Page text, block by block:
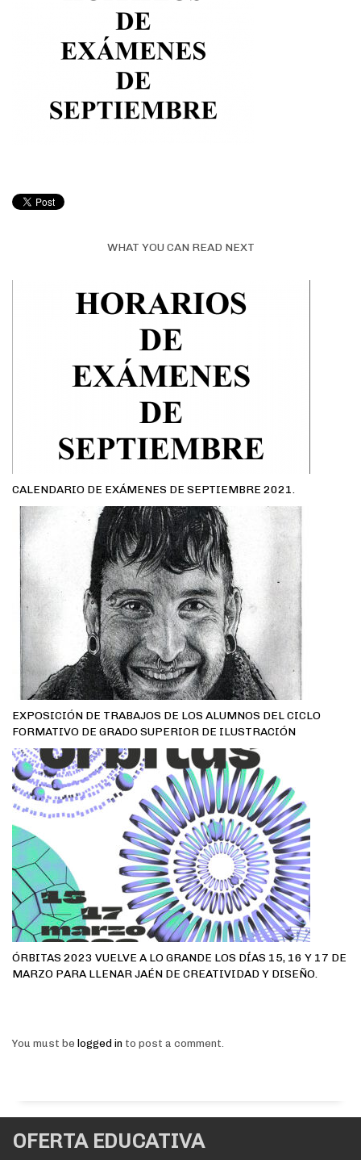
WHAT YOU CAN READ NEXT
CALENDARIO DE EXÁMENES DE SEPTIEMBRE 2021.
EXPOSICIÓN DE TRABAJOS DE LOS ALUMNOS DEL CICLO
FORMATIVO DE GRADO SUPERIOR DE ILUSTRACIÓN
ÓRBITAS 2023 VUELVE A LO GRANDE LOS DÍAS 15, 16 Y 17 DE
MARZO PARA LLENAR JAÉN DE CREATIVIDAD Y DISEÑO.
You must be logged in to post a comment.
OFERTA EDUCATIVA